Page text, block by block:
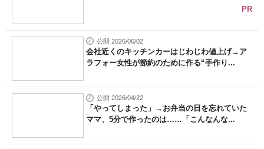
PR
公開 2026/06/02
会社近くのキッチンカーはじわじわ値上げ→ア
ラフォー女性が節約のために作る“手作り...
公開 2026/04/22
「やってしまった」→お弁当の日を忘れていた
ママ、5分で作ったのは……「こんなんな...